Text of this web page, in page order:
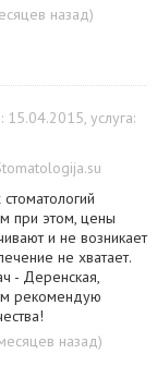
назад)
15.04.2015, услуга:
при этом, цены
и не возникает
не хватает.
- Деренская,
рекомендую
назад)